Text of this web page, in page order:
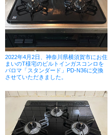
2022年4月2日、神奈川県横須賀市にお住
まいのT様宅のビルトインガスコンロを
パロマ「スタンダード」PD-N36に交換
させていただきました。